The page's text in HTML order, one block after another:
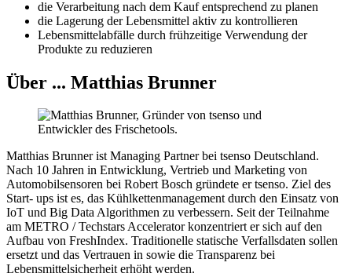
die Verarbeitung nach dem Kauf entsprechend zu planen
die Lagerung der Lebensmittel aktiv zu kontrollieren
Lebensmittelabfälle durch frühzeitige Verwendung der
Produkte zu reduzieren
Über ... Matthias Brunner
Matthias Brunner ist Managing Partner bei tsenso Deutschland.
Nach 10 Jahren in Entwicklung, Vertrieb und Marketing von
Automobilsensoren bei Robert Bosch gründete er tsenso. Ziel des
Start- ups ist es, das Kühlkettenmanagement durch den Einsatz von
IoT und Big Data Algorithmen zu verbessern. Seit der Teilnahme
am METRO / Techstars Accelerator konzentriert er sich auf den
Aufbau von FreshIndex. Traditionelle statische Verfallsdaten sollen
ersetzt und das Vertrauen in sowie die Transparenz bei
Lebensmittelsicherheit erhöht werden.